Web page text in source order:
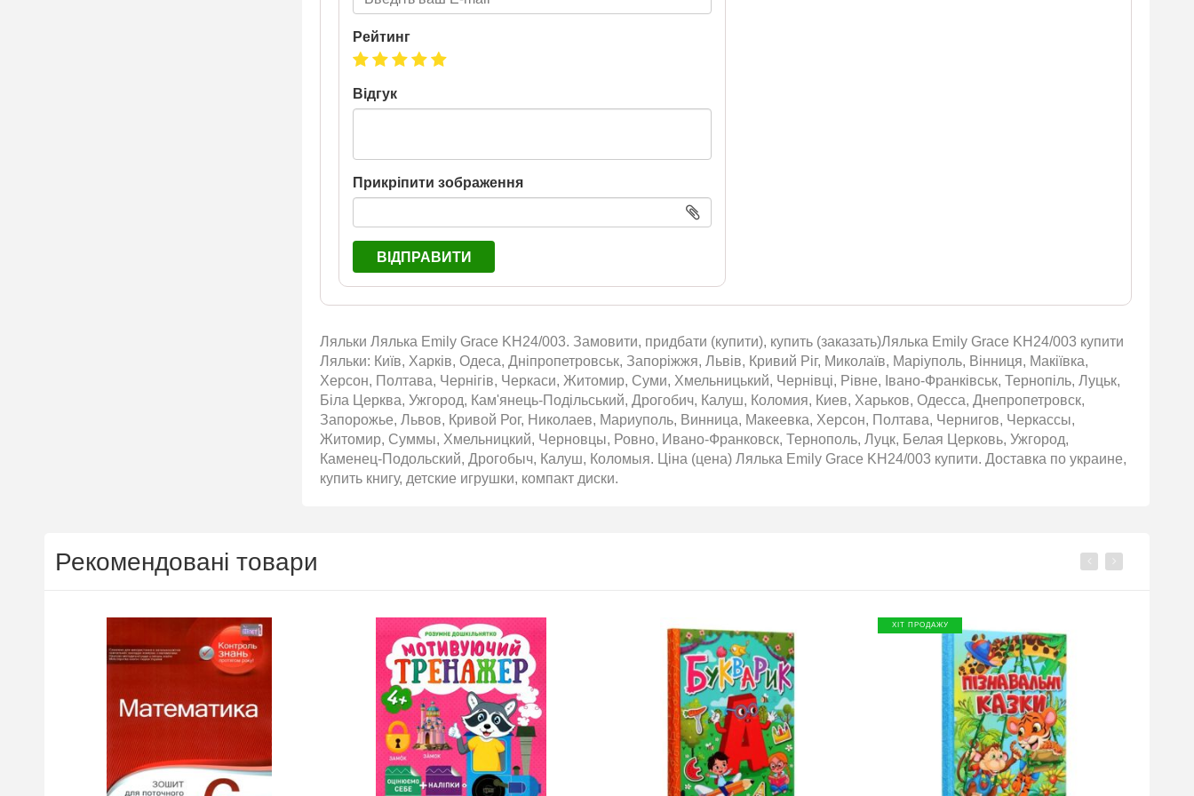
Рейтинг
Відгук
Прикріпити зображення
ВІДПРАВИТИ
Ляльки Лялька Emily Grace KH24/003. Замовити, придбати (купити), купить (заказать)Лялька Emily Grace KH24/003 купити
Ляльки: Київ, Харків, Одеса, Дніпропетровськ, Запоріжжя, Львів, Кривий Ріг, Миколаїв, Маріуполь, Вінниця, Макіївка,
Херсон, Полтава, Чернігів, Черкаси, Житомир, Суми, Хмельницький, Чернівці, Рівне, Івано-Франківськ, Тернопіль, Луцьк,
Біла Церква, Ужгород, Кам'янець-Подільський, Дрогобич, Калуш, Коломия, Киев, Харьков, Одесса, Днепропетровск,
Запорожье, Львов, Кривой Рог, Николаев, Мариуполь, Винница, Макеевка, Херсон, Полтава, Чернигов, Черкассы,
Житомир, Суммы, Хмельницкий, Черновцы, Ровно, Ивано-Франковск, Тернополь, Луцк, Белая Церковь, Ужгород,
Каменец-Подольский, Дрогобыч, Калуш, Коломыя. Ціна (цена) Лялька Emily Grace KH24/003 купити. Доставка по украине,
купить книгу, детские игрушки, компакт диски.
Рекомендовані товари
ХІТ ПРОДАЖУ